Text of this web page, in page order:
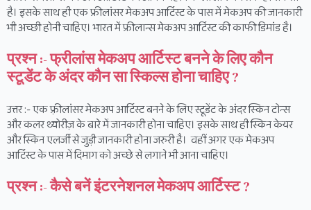
है। इसके साथ ही एक फ्रीलांसर मेकअप आर्टिस्ट के पास में मेकअप की जानकारी
भी अच्छी होनी चाहिए। भारत में फ्रीलान्स मेकअप आर्टिस्ट की काफी डिमांड है।
प्रश्न :- फ्रीलांस मेकअप आर्टिस्ट बनने के लिए कौन
स्टूडेंट के अंदर कौन सा स्किल्स होना चाहिए ?
उत्तर :- एक फ़्रीलांसर मेकअप आर्टिस्ट बनने के लिए स्टूडेंट के अंदर स्किन टोन्स
और कलर थ्योरीज़ के बारे में जानकारी होना चाहिए। इसके साथ ही स्किन केयर
और स्किन एलर्जी से जुड़ी जानकारी होना जरुरी है। वहीं अगर एक मेकअप
आर्टिस्ट के पास में दिमाग को अच्छे से लगाने भी आना चाहिए।
प्रश्न :- कैसे बनें इंटरनेशनल मेकअप आर्टिस्ट ?